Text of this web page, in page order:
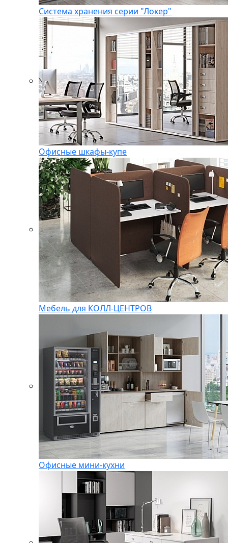
Система хранения серии "Локер"
Офисные шкафы-купе
Мебель для КОЛЛ-ЦЕНТРОВ
Офисные мини-кухни